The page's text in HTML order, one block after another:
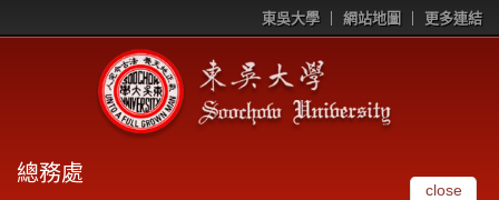
東吳大學 網站地圖 更多連結
總務處
close